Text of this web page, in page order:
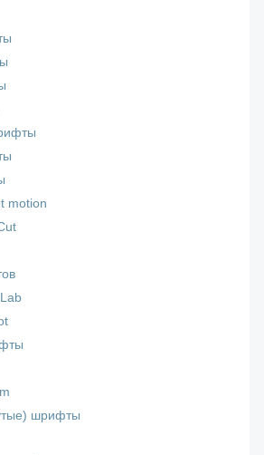
motion
шрифты